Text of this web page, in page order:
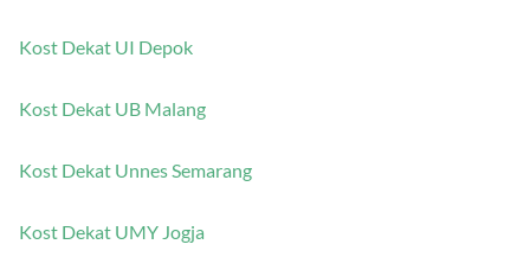
Kost Dekat UI Depok
Kost Dekat UB Malang
Kost Dekat Unnes Semarang
Kost Dekat UMY Jogja